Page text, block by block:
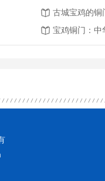
古城宝鸡的铜
宝鸡铜门：中